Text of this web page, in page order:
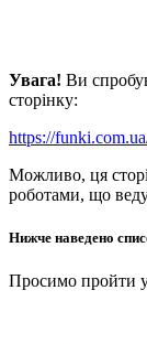
Увага! Ви
сторінку:
https://
Можливо, ця
роботами, що
Нижче наведено
Просимо пройти